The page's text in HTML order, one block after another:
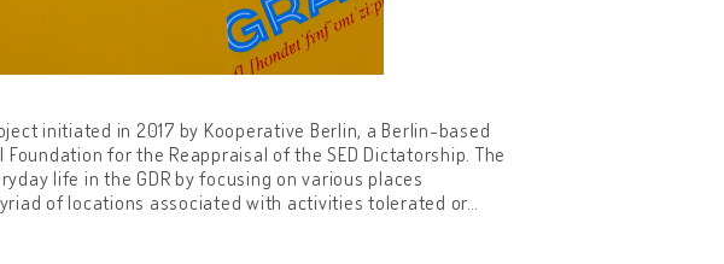
initiated in 2017 by Kooperative Berlin, a Berlin-based
for the Reappraisal of the SED Dictatorship. The
life in the GDR by focusing on various places
of locations associated with activities tolerated or